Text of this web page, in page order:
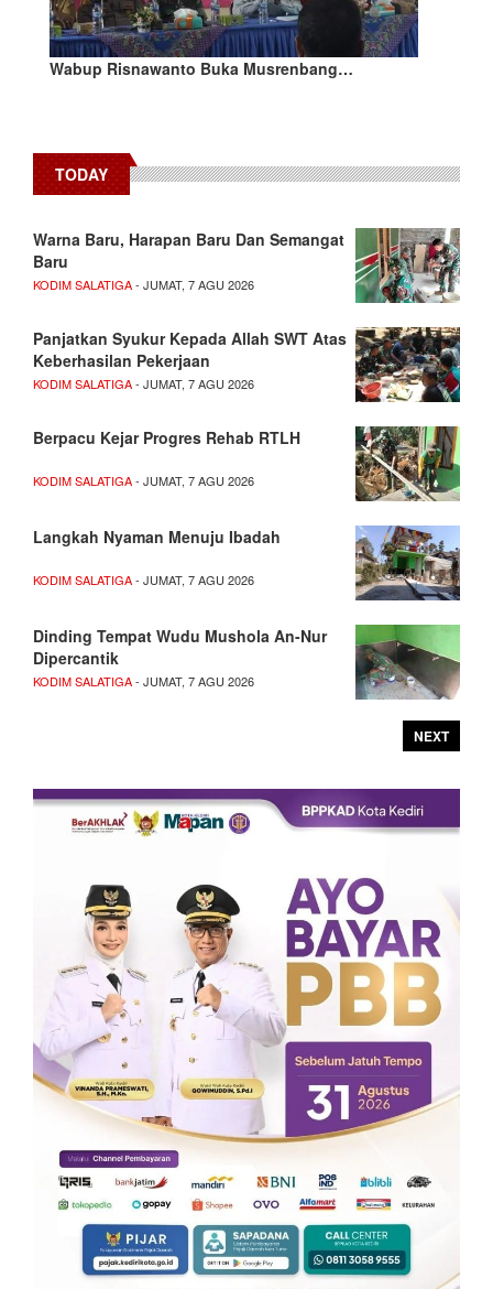
Wabup Risnawanto Buka Musrenbang…
TODAY
Warna Baru, Harapan Baru Dan Semangat
Baru
KODIM SALATIGA- JUMAT, 7 AGU 2026
Panjatkan Syukur Kepada Allah SWT Atas
Keberhasilan Pekerjaan
KODIM SALATIGA- JUMAT, 7 AGU 2026
Berpacu Kejar Progres Rehab RTLH
KODIM SALATIGA- JUMAT, 7 AGU 2026
Langkah Nyaman Menuju Ibadah
KODIM SALATIGA- JUMAT, 7 AGU 2026
Dinding Tempat Wudu Mushola An-Nur
Dipercantik
KODIM SALATIGA- JUMAT, 7 AGU 2026
NEXT